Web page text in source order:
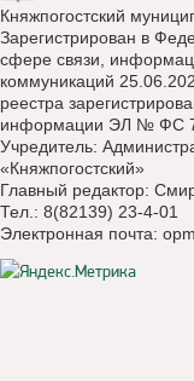
Княжпогостский
Зарегистрирован в
сфере связи,
коммуникаций
реестра
информации ЭЛ № ФС
Учредитель:
«Княжпогостский»
Главный редактор:
Тел.: 8(82139) 23-4-01
Электронная почта: